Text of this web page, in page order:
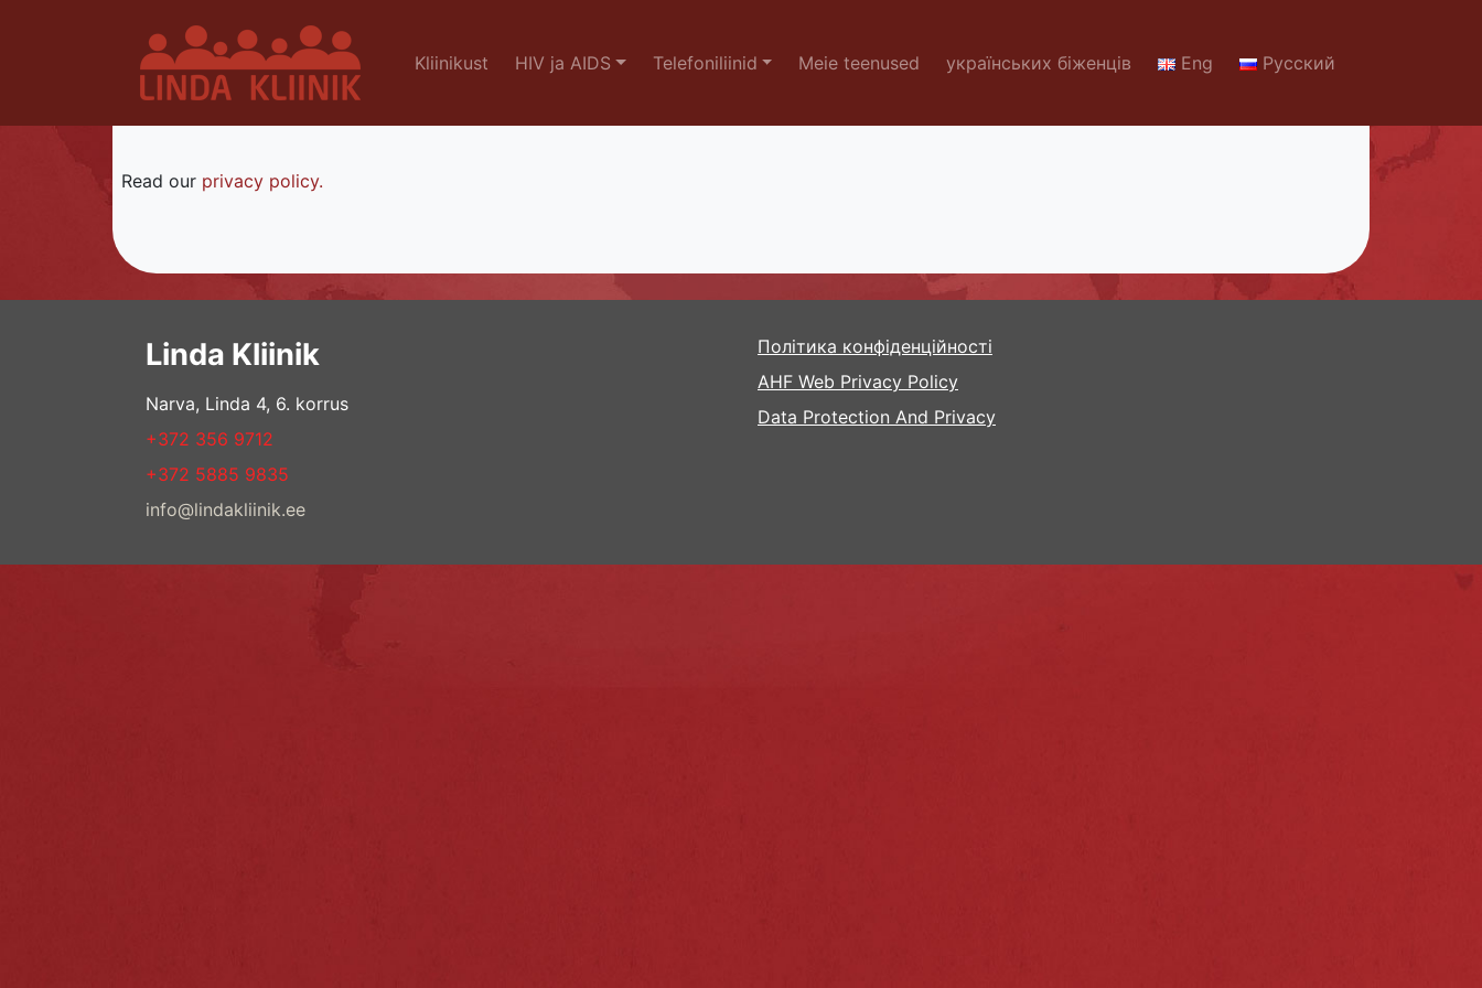
Kliinikust HIV ja AIDS Telefoniliinid Meie teenused українських біженців Eng Русский
Read our privacy policy.
Linda Kliinik
Narva, Linda 4, 6. korrus
+372 356 9712
+372 5885 9835
info@lindakliinik.ee
Політика конфіденційності
AHF Web Privacy Policy
Data Protection And Privacy